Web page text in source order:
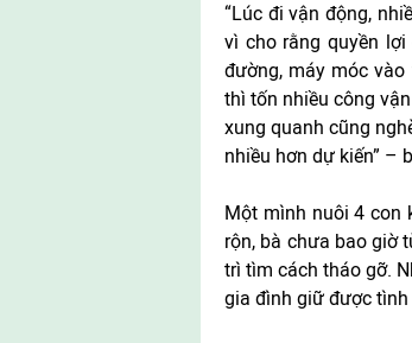
“Lúc đi vận động,
vì cho rằng quyền
đường, máy móc vào
thì tốn nhiều công
xung quanh cũng
nhiều hơn dự kiến” –
Một mình nuôi 4 con
rộn, bà chưa bao giờ
trì tìm cách tháo gỡ.
gia đình giữ được